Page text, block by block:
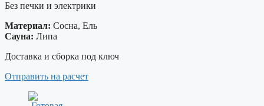
Без печки и электрики
Материал: Сосна, Ель
Сауна: Липа
Доставка и сборка под ключ
Отправить на расчет